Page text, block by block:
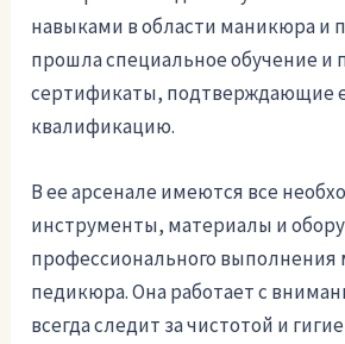
навыками в области маникюра и
прошла специальное обучение и
сертификаты, подтверждающие
квалификацию.
В ее арсенале имеются все
инструменты, материалы и
профессионального
педикюра. Она работает с
всегда следит за чистотой и